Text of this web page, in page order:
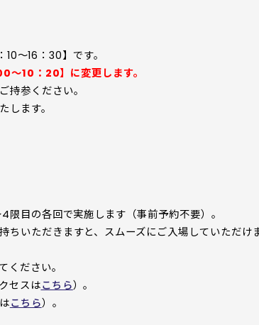
～16：30】です。
～10：20】に変更します。
参ください。
します。
目の各回で実施します（事前予約不要）。
いただきますと、スムーズにご入場していただけま
ださい。
セスはこちら）。
こちら）。